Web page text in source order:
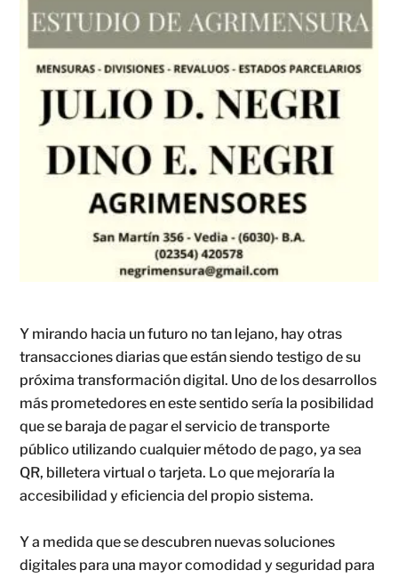
Y mirando hacia un futuro no tan lejano, hay otras
transacciones diarias que están siendo testigo de su
próxima transformación digital. Uno de los desarrollos
más prometedores en este sentido sería la posibilidad
que se baraja de pagar el servicio de transporte
público utilizando cualquier método de pago, ya sea
QR, billetera virtual o tarjeta. Lo que mejoraría la
accesibilidad y eficiencia del propio sistema.
Y a medida que se descubren nuevas soluciones
digitales para una mayor comodidad y seguridad para